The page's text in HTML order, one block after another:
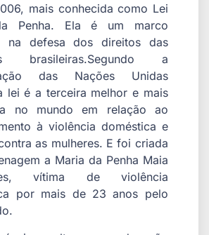
mais conhecida como Lei
Penha. Ela é um marco
na defesa dos direitos das
brasileiras.Segundo a
das Nações Unidas
lei é a terceira melhor e mais
no mundo em relação ao
à violência doméstica e
as mulheres. E foi criada
a Maria da Penha Maia
vítima de violência
por mais de 23 anos pelo